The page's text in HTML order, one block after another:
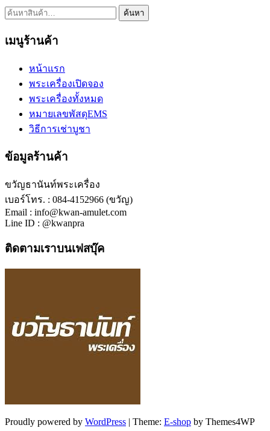
ค้นหา: ค้นหา
เมนูร้านค้า
หน้าแรก
พระเครื่องเปิดจอง
พระเครื่องทั้งหมด
หมายเลขพัสดุEMS
วิธีการเช่าบูชา
ข้อมูลร้านค้า
ขวัญธานันท์พระเครื่อง
เบอร์โทร. : 084-4152966 (ขวัญ)
Email : info@kwan-amulet.com
Line ID : @kwanpra
ติดตามเราบนเฟสบุ๊ค
Proudly powered by WordPress | Theme: E-shop by Themes4WP